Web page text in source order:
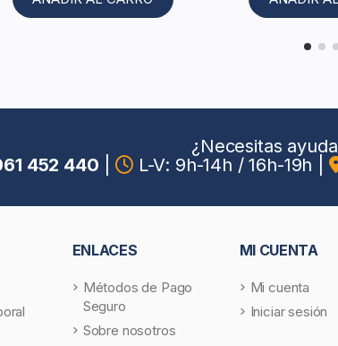
¿Necesitas
452 440
L-V: 9h-14h / 16h-19h
ENLACES
Métodos de Pago
Seguro
Sobre nosotros
MI CUENTA
Mi cuenta
Iniciar sesión